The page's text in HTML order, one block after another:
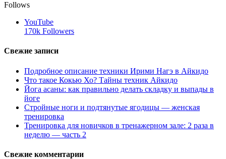
Follows
YouTube
170k Followers
Свежие записи
Подробное описание техники Ирими Нагэ в Айкидо
Что такое Кокью Хо? Тайны техник Айкидо
Йога асаны: как правильно делать складку и выпады в
йоге
Стройные ноги и подтянутые ягодицы — женская
тренировка
Тренировка для новичков в тренажерном зале: 2 раза в
неделю — часть 2
Свежие комментарии